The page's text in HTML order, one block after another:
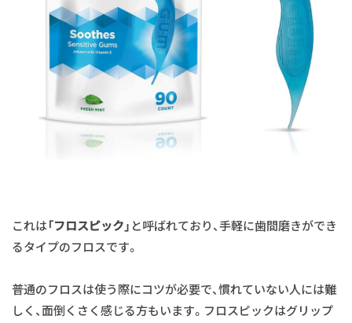
これは「フロスピック」 と呼ばれており、手軽に歯間磨きができ
るタイプのフロスです。
普通のフロスは使う際にコツが必要で、慣れていない人には難
しく、面倒くさく感じる方もいます。フロスピックはグリップ